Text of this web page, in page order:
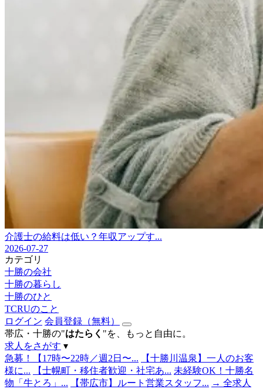
介護士の給料は低い？年収アップす...
2026-07-27
カテゴリ
十勝の会社
十勝の暮らし
十勝のひと
TCRUのこと
ログイン 会員登録（無料）
帯広・十勝の"はたらく "を、もっと自由に。
求人をさがす ▾
急募！【17時〜22時／週2日〜...
【十勝川温泉】一人のお客
様に...
【士幌町・移住者歓迎・社宅あ... 未経験OK！十勝名
物「牛とろ」...
【帯広市】ルート営業スタッフ... → 全求人